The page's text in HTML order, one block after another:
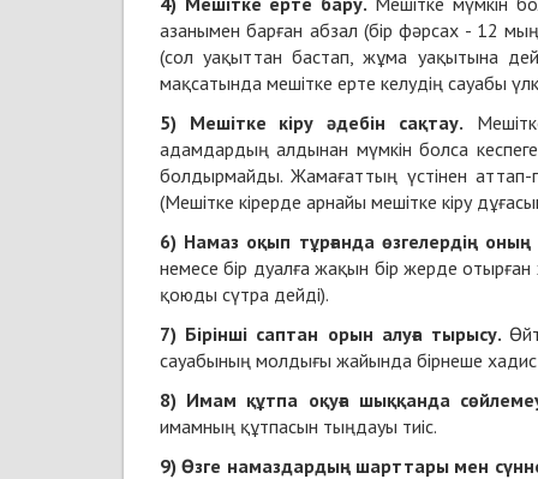
азанымен барған абзал (бір фәрсах - 12
(сол уақыттан бастап, жұма уақытына
мақсатында мешітке ерте келудің сауабы
5) Мешітке кіру әдебін сақтау.
адамдардың алдынан мүмкін болса
болдырмайды. Жамағаттың үстінен аттап-
(Мешітке кірерде арнайы мешітке кіру
6) Намаз оқып тұрғанда өзгелердің оның
немесе бір дуалға жақын бір жерде
қоюды сүтра дейді).
7) Бірінші саптан орын алуға тырысу.
сауабының молдығы жайында бірнеше
8) Имам құтпа оқуға шыққанда
имамның құтпасын тыңдауы тиіс.
9) Өзге намаздардың шарттары мен